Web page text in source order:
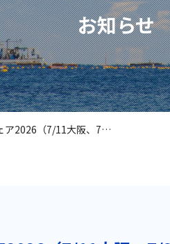
お知らせ
（7/11大阪、7/20東京）